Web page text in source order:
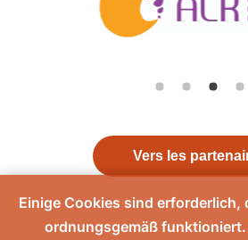
Vers les
Einige Cookies sind erforderlich,
ordnungsgemäß